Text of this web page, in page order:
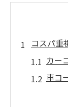
コスパ重
カー
車コ